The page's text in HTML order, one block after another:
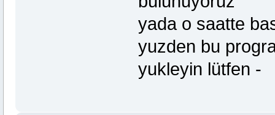
yada o saatte
yuzden bu
yukleyin lütfen -